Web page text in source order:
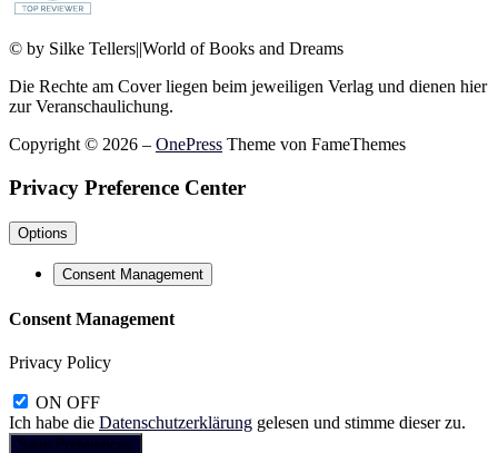
© by Silke Tellers||World of Books and Dreams
Die Rechte am Cover liegen beim jeweiligen Verlag und dienen hier
zur Veranschaulichung.
Copyright © 2026 – OnePress Theme von FameThemes
Privacy Preference Center
Options
Consent Management
Consent Management
Privacy Policy
ON OFF
Ich habe die Datenschutzerklärung gelesen und stimme dieser zu.